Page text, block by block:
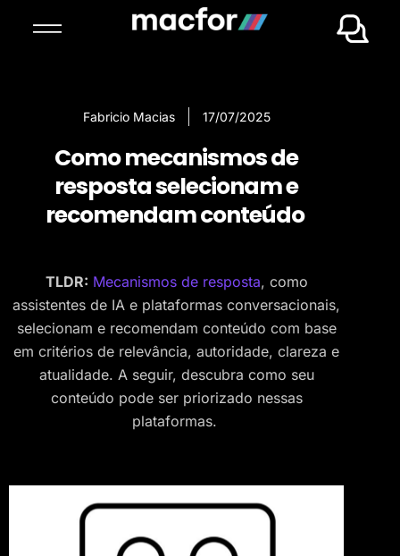
Fabricio Macias 17/07/2025
Como mecanismos de
resposta selecionam e
recomendam conteúdo
TLDR: Mecanismos de resposta, como
assistentes de IA e plataformas conversacionais,
selecionam e recomendam conteúdo com base
em critérios de relevância, autoridade, clareza e
atualidade. A seguir, descubra como seu
conteúdo pode ser priorizado nessas
plataformas.